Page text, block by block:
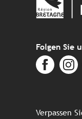
Folgen Sie
Verpassen